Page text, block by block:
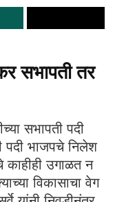
सभापती तर
सभापती पदी
पदी भाजपचे निलेश
काहीही उगाळत न
विकासाचा वेग